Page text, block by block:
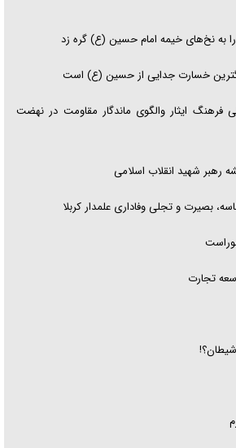
به نخ‌های خیمه امام حسین (ع) گره زد
خسارت جدایی از حسین (ع) است
فرهنگ ایثار والگوی ماندگار مقاومت در نهضت
بصیرت و تجلی وفاداری علمدار کربلا
تجارت